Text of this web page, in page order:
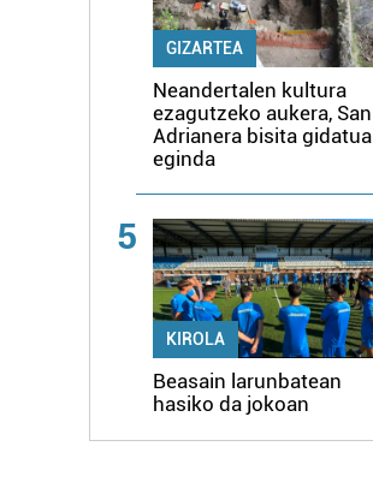
GIZARTEA
Neandertalen kultura
ezagutzeko aukera, San
Adrianera bisita gidatua
eginda
5
KIROLA
Beasain larunbatean
hasiko da jokoan